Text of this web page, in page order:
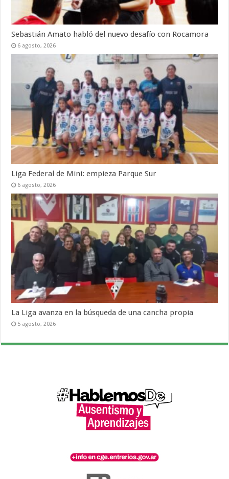
Sebastián Amato habló del nuevo desafío con Rocamora
6 agosto, 2026
Liga Federal de Mini: empieza Parque Sur
6 agosto, 2026
La Liga avanza en la búsqueda de una cancha propia
5 agosto, 2026